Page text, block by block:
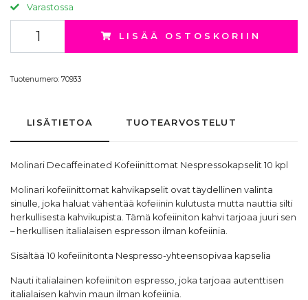
Varastossa
LISÄÄ OSTOSKORIIN
Tuotenumero: 70933
LISÄTIETOA TUOTEARVOSTELUT
Molinari Decaffeinated Kofeiinittomat Nespressokapselit 10 kpl
Molinari kofeiinittomat kahvikapselit ovat täydellinen valinta
sinulle, joka haluat vähentää kofeiinin kulutusta mutta nauttia silti
herkullisesta kahvikupista. Tämä kofeiiniton kahvitarjoaa juuri sen
– herkullisen italialaisen espresson ilman kofeiinia.
Sisältää 10 kofeiinitonta Nespresso-yhteensopivaa kapselia
Nauti italialainen kofeiiniton espresso, joka tarjoaa autenttisen
italialaisen kahvin maun ilman kofeiinia.